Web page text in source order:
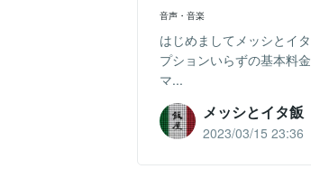
音声・音楽
はじめましてメッシとイ
プションいらずの基本料
マ...
メッシとイタ飯
2023/03/15 23:36